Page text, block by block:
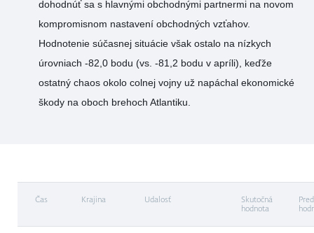
dohodnúť sa s hlavnými obchodnými partnermi na novom
kompromisnom nastavení obchodných vzťahov.
Hodnotenie súčasnej situácie však ostalo na nízkych
úrovniach -82,0 bodu (vs. -81,2 bodu v apríli), keďže
ostatný chaos okolo colnej vojny už napáchal ekonomické
škody na oboch brehoch Atlantiku.
Čas Krajina Udalosť
Skutočná
hodnota